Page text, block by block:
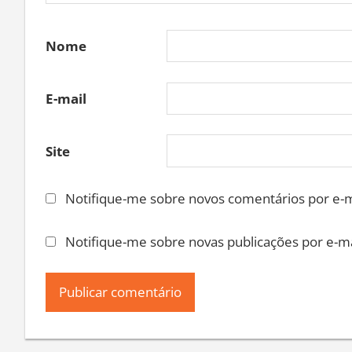
Nome
E-mail
Site
Notifique-me sobre novos comentários por e-
Notifique-me sobre novas publicações por e-